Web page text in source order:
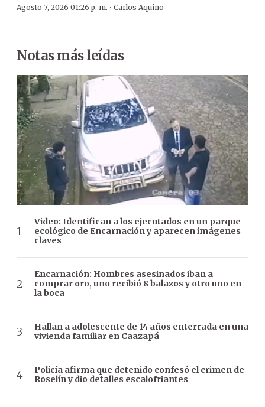
Agosto 7, 2026 01:26 p. m. · Carlos Aquino
Notas más leídas
Video: Identifican a los ejecutados en un parque
ecológico de Encarnación y aparecen imágenes
claves
Encarnación: Hombres asesinados iban a
comprar oro, uno recibió 8 balazos y otro uno en
la boca
Hallan a adolescente de 14 años enterrada en una
vivienda familiar en Caazapá
Policía afirma que detenido confesó el crimen de
Roselín y dio detalles escalofriantes